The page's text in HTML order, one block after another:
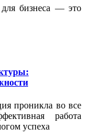
бизнеса — это
проникла во все
работа
успеха